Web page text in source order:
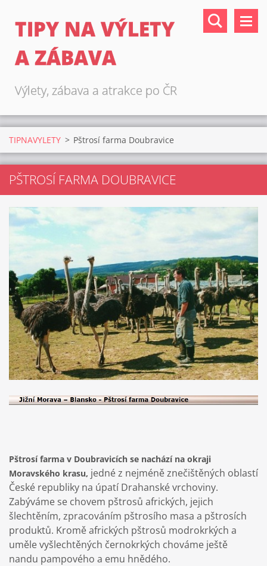
TIPY NA VÝLETY
A ZÁBAVA
Výlety, zábava a atrakce po ČR
TIPNAVYLETY > Pštrosí farma Doubravice
PŠTROSÍ FARMA DOUBRAVICE
Pštrosí farma v Doubravicích se nachází na okraji
Moravského krasu, jedné z nejméně znečištěných oblastí
České republiky na úpatí Drahanské vrchoviny.
Zabýváme se chovem pštrosů afrických, jejich
šlechtěním, zpracováním pštrosího masa a pštrosích
produktů. Kromě afrických pštrosů modrokrkých a
uměle vyšlechtěných černokrkých chováme ještě
nandu pampového a emu hnědého.